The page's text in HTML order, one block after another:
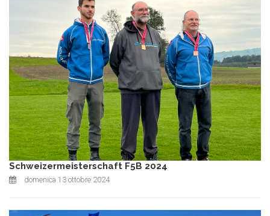
Schweizermeisterschaft F5B 2024
domenica 13 ottobre 2024